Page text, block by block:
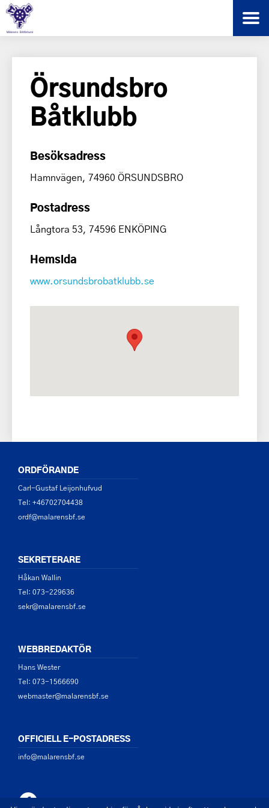
Örsundsbro
Båtklubb
Besöksadress
Hamnvägen, 74960 ÖRSUNDSBRO
Postadress
Långtora 53, 74596 ENKÖPING
Hemsida
www.orsundsbrobatklubb.se
ORDFÖRANDE
Carl-Gustaf Leijonhufvud
Tel: +46702704438
ordf@malarensbf.se
SEKRETERARE
Håkan Wallin
Tel: 073-229636
sekr@malarensbf.se
WEBBREDAKTÖR
Hans Wester
Tel: 073-1566690
webmaster@malarensbf.se
OFFICIELL E-POSTADRESS
info@malarensbf.se